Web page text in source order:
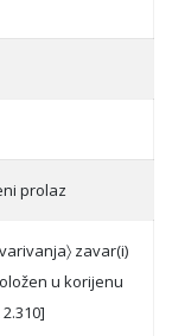
prolaz
zavar(i)
u korijenu